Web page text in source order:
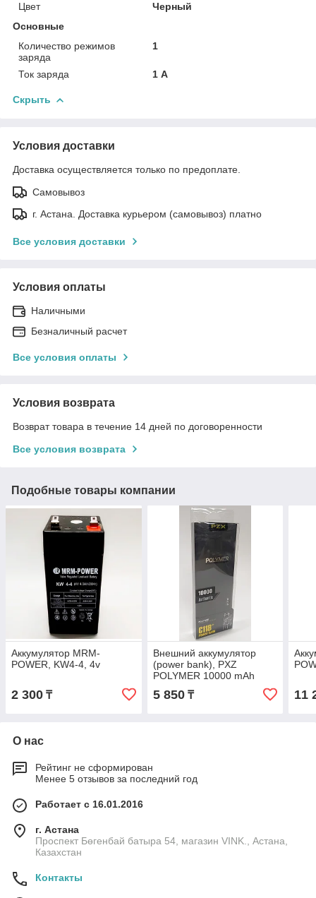
Цвет
Черный
Основные
Количество режимов
заряда
1
Ток заряда 1 А
Скрыть
Условия доставки
Доставка осуществляется только по предоплате.
Самовывоз
г. Астана. Доставка курьером (самовывоз) платно
Все условия доставки
Условия оплаты
Наличными
Безналичный расчет
Все условия оплаты
Условия возврата
Возврат товара в течение 14 дней по договоренности
Все условия возврата
Подобные товары компании
Аккумулятор MRM-
POWER, KW4-4, 4v
2 300 ₸
Внешний аккумулятор
(power bank), PXZ
POLYMER 10000 mAh
5 850₸ 11
О нас
Рейтинг не сформирован
Менее 5 отзывов за последний год
Работает с 16.01.2016
г. Астана
Проспект Бөгенбай батыра 54, магазин VINK., Астана,
Казахстан
Контакты